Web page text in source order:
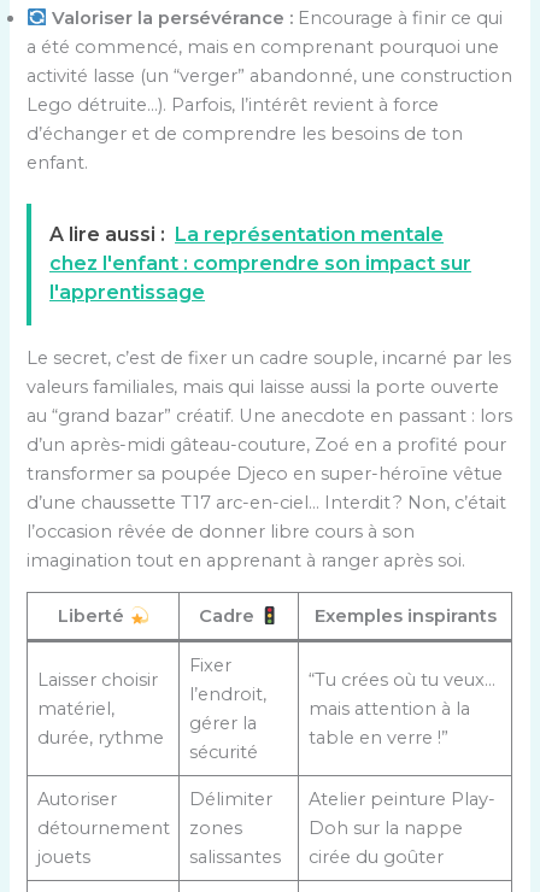
Valoriser la persévérance : Encourage à finir ce qui
a été commencé, mais en comprenant pourquoi une
activité lasse (un “verger” abandonné, une construction
Lego détruite…). Parfois, l’intérêt revient à force
d’échanger et de comprendre les besoins de ton
enfant.
A lire aussi :
La représentation mentale
chez l'enfant : comprendre son impact sur
l'apprentissage
Le secret, c’est de fixer un cadre souple, incarné par les
valeurs familiales, mais qui laisse aussi la porte ouverte
au “grand bazar” créatif. Une anecdote en passant : lors
d’un après-midi gâteau-couture, Zoé en a profité pour
transformer sa poupée Djeco en super-héroïne vêtue
d’une chaussette T17 arc-en-ciel… Interdit ? Non, c’était
l’occasion rêvée de donner libre cours à son
imagination tout en apprenant à ranger après soi.
Liberté Cadre Exemples inspirants
Laisser choisir
matériel,
durée, rythme
Fixer
l’endroit,
gérer la
sécurité
“Tu crées où tu veux…
mais attention à la
table en verre !”
Autoriser
détournement
jouets
Délimiter
zones
salissantes
Atelier peinture Play-
Doh sur la nappe
cirée du goûter